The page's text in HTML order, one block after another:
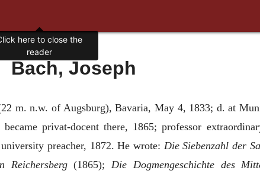
Bach, Joseph
m. n.w. of Augsburg), Bavaria, May 4, 1833; d. at
privat-docent there, 1865; professor
preacher, 1872. He wrote: Die Siebenzahl der
Reichersberg(1865);Die Dogmengeschichte des
here to close the
reader